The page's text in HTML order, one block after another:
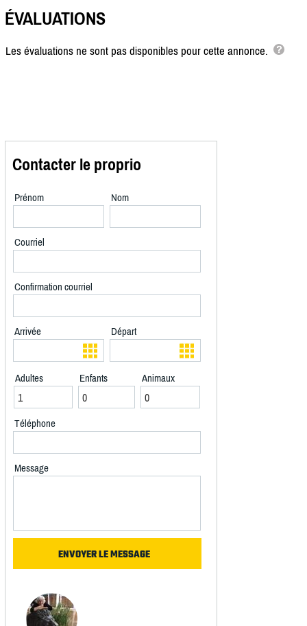
ÉVALUATIONS
Les évaluations ne sont pas disponibles pour cette annonce.
Contacter le proprio
Prénom Nom
Courriel
Confirmation courriel
Arrivée Départ
Adultes Enfants Animaux
Téléphone
Message